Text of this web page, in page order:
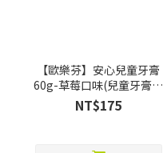
【歐樂芬】安心兒童牙膏
60g-草莓口味(兒童牙膏推
薦)
NT$175